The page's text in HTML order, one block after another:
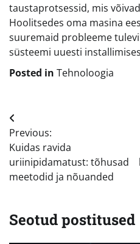
taustaprotsessid, mis
Hoolitsedes oma masina
suuremaid probleeme
süsteemi uuesti
Posted in Tehnoloogia
Navigeerimine
Previous:
Kuidas ravida
uriinipidamatust: tõhusad
meetodid ja nõuanded
Seotud postitused